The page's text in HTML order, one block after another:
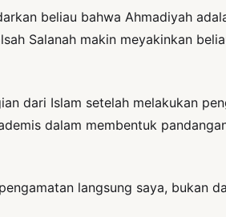
beliau bahwa Ahmadiyah
Salanah makin meyakinkan
dari Islam setelah melakukan
dalam membentuk
langsung saya, bukan